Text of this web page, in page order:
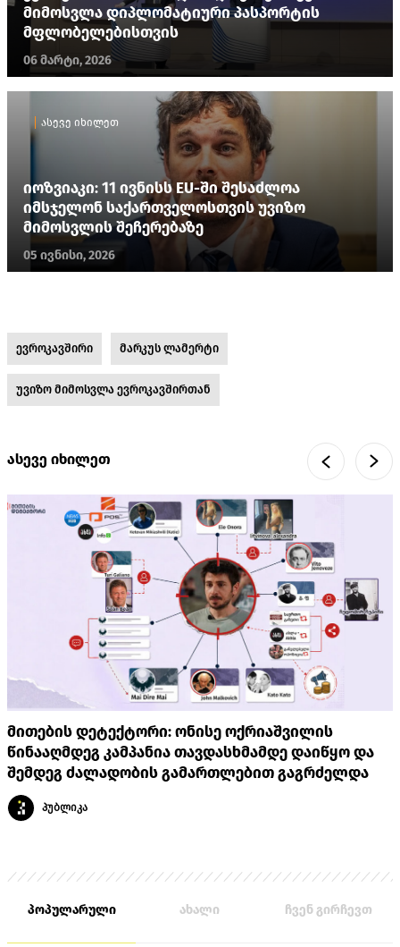
მიმოსვლა დიპლომატიური პასპორტის
მფლობელებისთვის
06 მარტი, 2026
ასევე იხილეთ
იოზვიაკი: 11 ივნისს EU-ში შესაძლოა
იმსჯელონ საქართველოსთვის უვიზო
მიმოსვლის შეჩერებაზე
05 ივნისი, 2026
ევროკავშირი მარკუს ლამერტი
უვიზო მიმოსვლა ევროკავშირთან
ასევე იხილეთ
მითების დეტექტორი: ონისე ოქრიაშვილის
წინააღმდეგ კამპანია თავდასხმამდე დაიწყო და
შემდეგ ძალადობის გამართლებით გაგრძელდა
პუბლიკა
პოპულარული ახალი ჩვენ გირჩევთ